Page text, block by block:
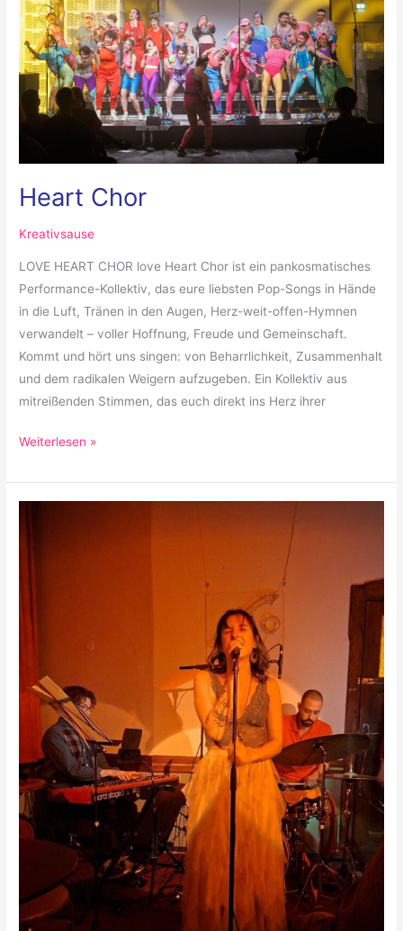
Heart Chor
Kreativsause
LOVE HEART CHOR love Heart Chor ist ein pankosmatisches
Performance-Kollektiv, das eure liebsten Pop-Songs in Hände
in die Luft, Tränen in den Augen, Herz-weit-offen-Hymnen
verwandelt – voller Hoffnung, Freude und Gemeinschaft.
Kommt und hört uns singen: von Beharrlichkeit, Zusammenhalt
und dem radikalen Weigern aufzugeben. Ein Kollektiv aus
mitreißenden Stimmen, das euch direkt ins Herz ihrer
Weiterlesen »